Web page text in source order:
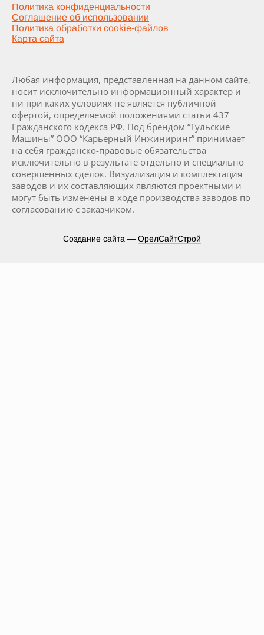
Политика конфиденциальности
Соглашение об использовании
Политика обработки cookie-файлов
Карта сайта
Любая информация, представленная на данном сайте,
носит исключительно информационный характер и
ни при каких условиях не является публичной
офертой, определяемой положениями статьи 437
Гражданского кодекса РФ. Под брендом “Тульские
Машины” ООО “Карьерный Инжиниринг” принимает
на себя гражданско-правовые обязательства
исключительно в результате отдельно и специально
совершенных сделок. Визуализация и комплектация
заводов и их составляющих являются проектными и
могут быть изменены в ходе производства заводов по
согласованию с заказчиком.
Создание сайта — ОрелСайтСтрой